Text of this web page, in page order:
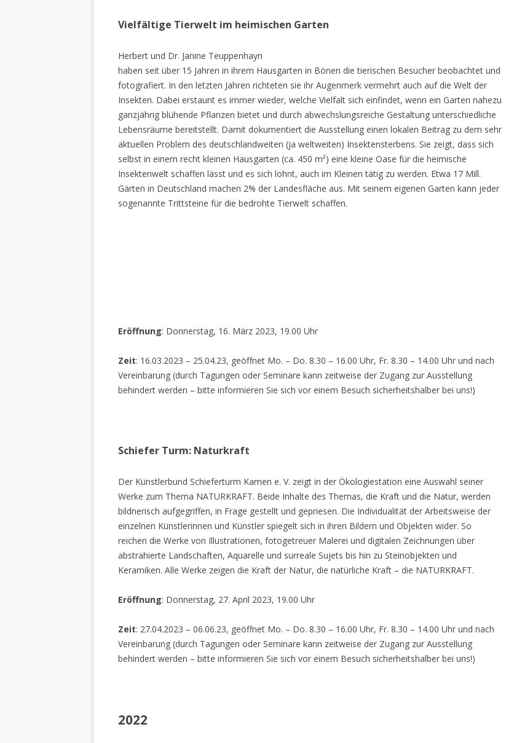
Vielfältige Tierwelt im heimischen Garten
Herbert und Dr. Janine Teuppenhayn
haben seit über 15 Jahren in ihrem Hausgarten in Bönen die tierischen Besucher beobachtet und
fotografiert. In den letzten Jahren richteten sie ihr Augenmerk vermehrt auch auf die Welt der
Insekten. Dabei erstaunt es immer wieder, welche Vielfalt sich einfindet, wenn ein Garten nahezu
ganzjährig blühende Pflanzen bietet und durch abwechslungsreiche Gestaltung unterschiedliche
Lebensräume bereitstellt. Damit dokumentiert die Ausstellung einen lokalen Beitrag zu dem sehr
aktuellen Problem des deutschlandweiten (ja weltweiten) Insektensterbens. Sie zeigt, dass sich
selbst in einem recht kleinen Hausgarten (ca. 450 m²) eine kleine Oase für die heimische
Insektenwelt schaffen lässt und es sich lohnt, auch im Kleinen tätig zu werden. Etwa 17 Mill.
Gärten in Deutschland machen 2% der Landesfläche aus. Mit seinem eigenen Garten kann jeder
sogenannte Trittsteine für die bedrohte Tierwelt schaffen.
Eröffnung: Donnerstag, 16. März 2023, 19.00 Uhr
Zeit: 16.03.2023 – 25.04.23, geöffnet Mo. – Do. 8.30 – 16.00 Uhr, Fr. 8.30 – 14.00 Uhr und nach
Vereinbarung (durch Tagungen oder Seminare kann zeitweise der Zugang zur Ausstellung
behindert werden – bitte informieren Sie sich vor einem Besuch sicherheitshalber bei uns!)
Schiefer Turm: Naturkraft
Der Künstlerbund Schieferturm Kamen e. V. zeigt in der Ökologiestation eine Auswahl seiner
Werke zum Thema NATURKRAFT. Beide Inhalte des Themas, die Kraft und die Natur, werden
bildnerisch aufgegriffen, in Frage gestellt und gepriesen. Die Individualität der Arbeitsweise der
einzelnen Künstlerinnen und Künstler spiegelt sich in ihren Bildern und Objekten wider. So
reichen die Werke von Illustrationen, fotogetreuer Malerei und digitalen Zeichnungen über
abstrahierte Landschaften, Aquarelle und surreale Sujets bis hin zu Steinobjekten und
Keramiken. Alle Werke zeigen die Kraft der Natur, die natürliche Kraft – die NATURKRAFT.
Eröffnung: Donnerstag, 27. April 2023, 19.00 Uhr
Zeit: 27.04.2023 – 06.06.23, geöffnet Mo. – Do. 8.30 – 16.00 Uhr, Fr. 8.30 – 14.00 Uhr und nach
Vereinbarung (durch Tagungen oder Seminare kann zeitweise der Zugang zur Ausstellung
behindert werden – bitte informieren Sie sich vor einem Besuch sicherheitshalber bei uns!)
2022